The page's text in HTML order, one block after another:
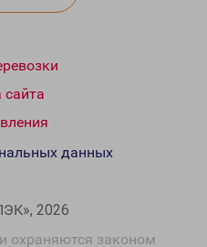
сайта
2026
охраняются законом
данных